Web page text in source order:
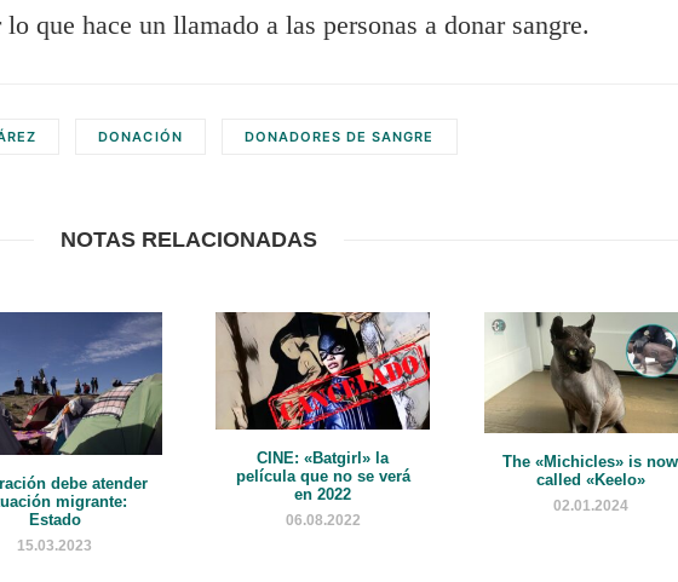
que hace un llamado a las personas a donar sangre.
DONACIÓN DONADORES DE SANGRE
NOTAS RELACIONADAS
debe atender
migrante:
Estado
15.03.2023
CINE: «Batgirl» la
película que no se verá
en 2022
06.08.2022
The «Michicles» is now
called «Keelo»
02.01.2024